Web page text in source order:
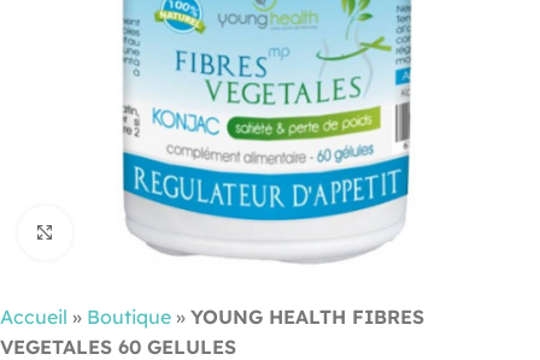
Cliquez pour agrandir
Accueil » Boutique » YOUNG HEALTH FIBRES
VEGETALES 60 GELULES